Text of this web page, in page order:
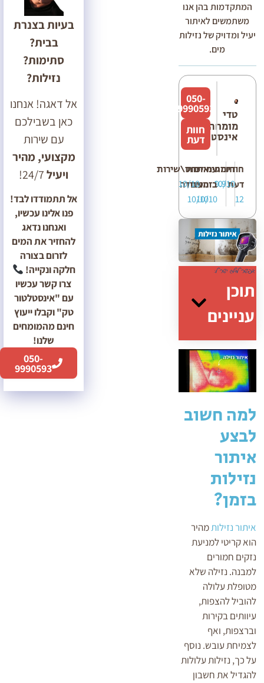
המתקדמות בהן אנו
משתמשים לאיתור
יעיל ומדויק של נזילות
מים.
טדי
מומחה
אינסטלציה
050-
9990593
חוות
דעת
חוות
דעת
12
דירוג
10/10
מחיר
9.9
עמידה
בזמנים
10/10
איכות
העבודה
10/10
יחס\שירות
10/10
תוכן
עניינים
למה חשוב
לבצע
איתור
נזילות
בזמן?
איתור נזילותמהיר
הוא קריטי למניעת
נזקים חמורים
למבנה. נזילה שלא
מטופלת עלולה
להוביל להצפות,
עיוותים בקירות
וברצפות, ואף
לצמיחת עובש. נוסף
על כך, נזילות עלולות
להגדיל את חשבון
בעיות בצנרת
בבית?
סתימות?
נזילות?
אל דאגה! אנחנו
כאן בשבילכם
עם שירות
מקצועי, מהיר
ויעיל24/7!
אל תתמודדו לבד!
פנו אלינו עכשיו,
ואנחנו נדאג
להחזיר את המים
לזרום בצורה
חלקה ונקייה!
צרו קשר עכשיו
עם "אינסטלטור
טק" וקבלו ייעוץ
חינם מהמומחים
שלנו!
050-
9990593